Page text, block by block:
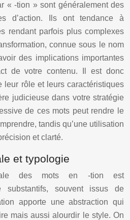
« -tion » sont généralement des
d’action. Ils ont tendance à
rendant parfois plus complexes
connue sous le nom
des implications importantes
de votre contenu. Il est donc
leur rôle et leurs caractéristiques
judicieuse dans votre stratégie
de ces mots peut rendre le
tandis qu’une utilisation
et clarté.
et typologie
des mots en -tion est
substantifs, souvent issus de
apporte une abstraction qui
mais aussi alourdir le style. On